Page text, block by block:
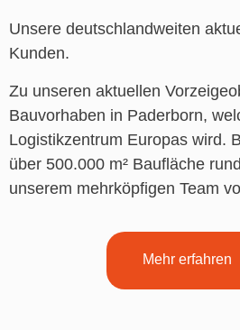
Unsere deutschlandweiten
Kunden.
Zu unseren aktuellen
Bauvorhaben in Paderborn,
Logistikzentrum Europas wird.
über 500.000 m² Baufläche
unserem mehrköpfigen Team
Mehr erfahren